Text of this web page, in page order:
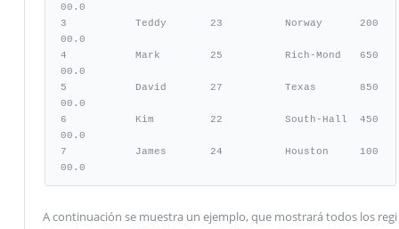
00.0
3           Teddy       23          Norway      200
00.0
4           Mark        25          Rich-Mond   650
00.0
5           David       27          Texas       850
00.0
6           Kim         22          South-Hall  450
00.0
7           James       24          Houston     100
00.0
A continuación se muestra un ejemplo, que mostrará todos los regi